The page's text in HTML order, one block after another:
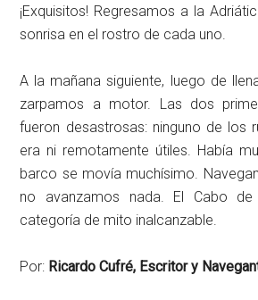
¡Exquisitos! Regresamos a la
sonrisa en el rostro de cada uno.
A la mañana siguiente, luego de
zarpamos a motor. Las dos
fueron desastrosas: ninguno de los
era ni remotamente útiles. Había
barco se movía muchísimo.
no avanzamos nada. El Cabo
categoría de mito inalcanzable.
Por: Ricardo Cufré, Escritor y